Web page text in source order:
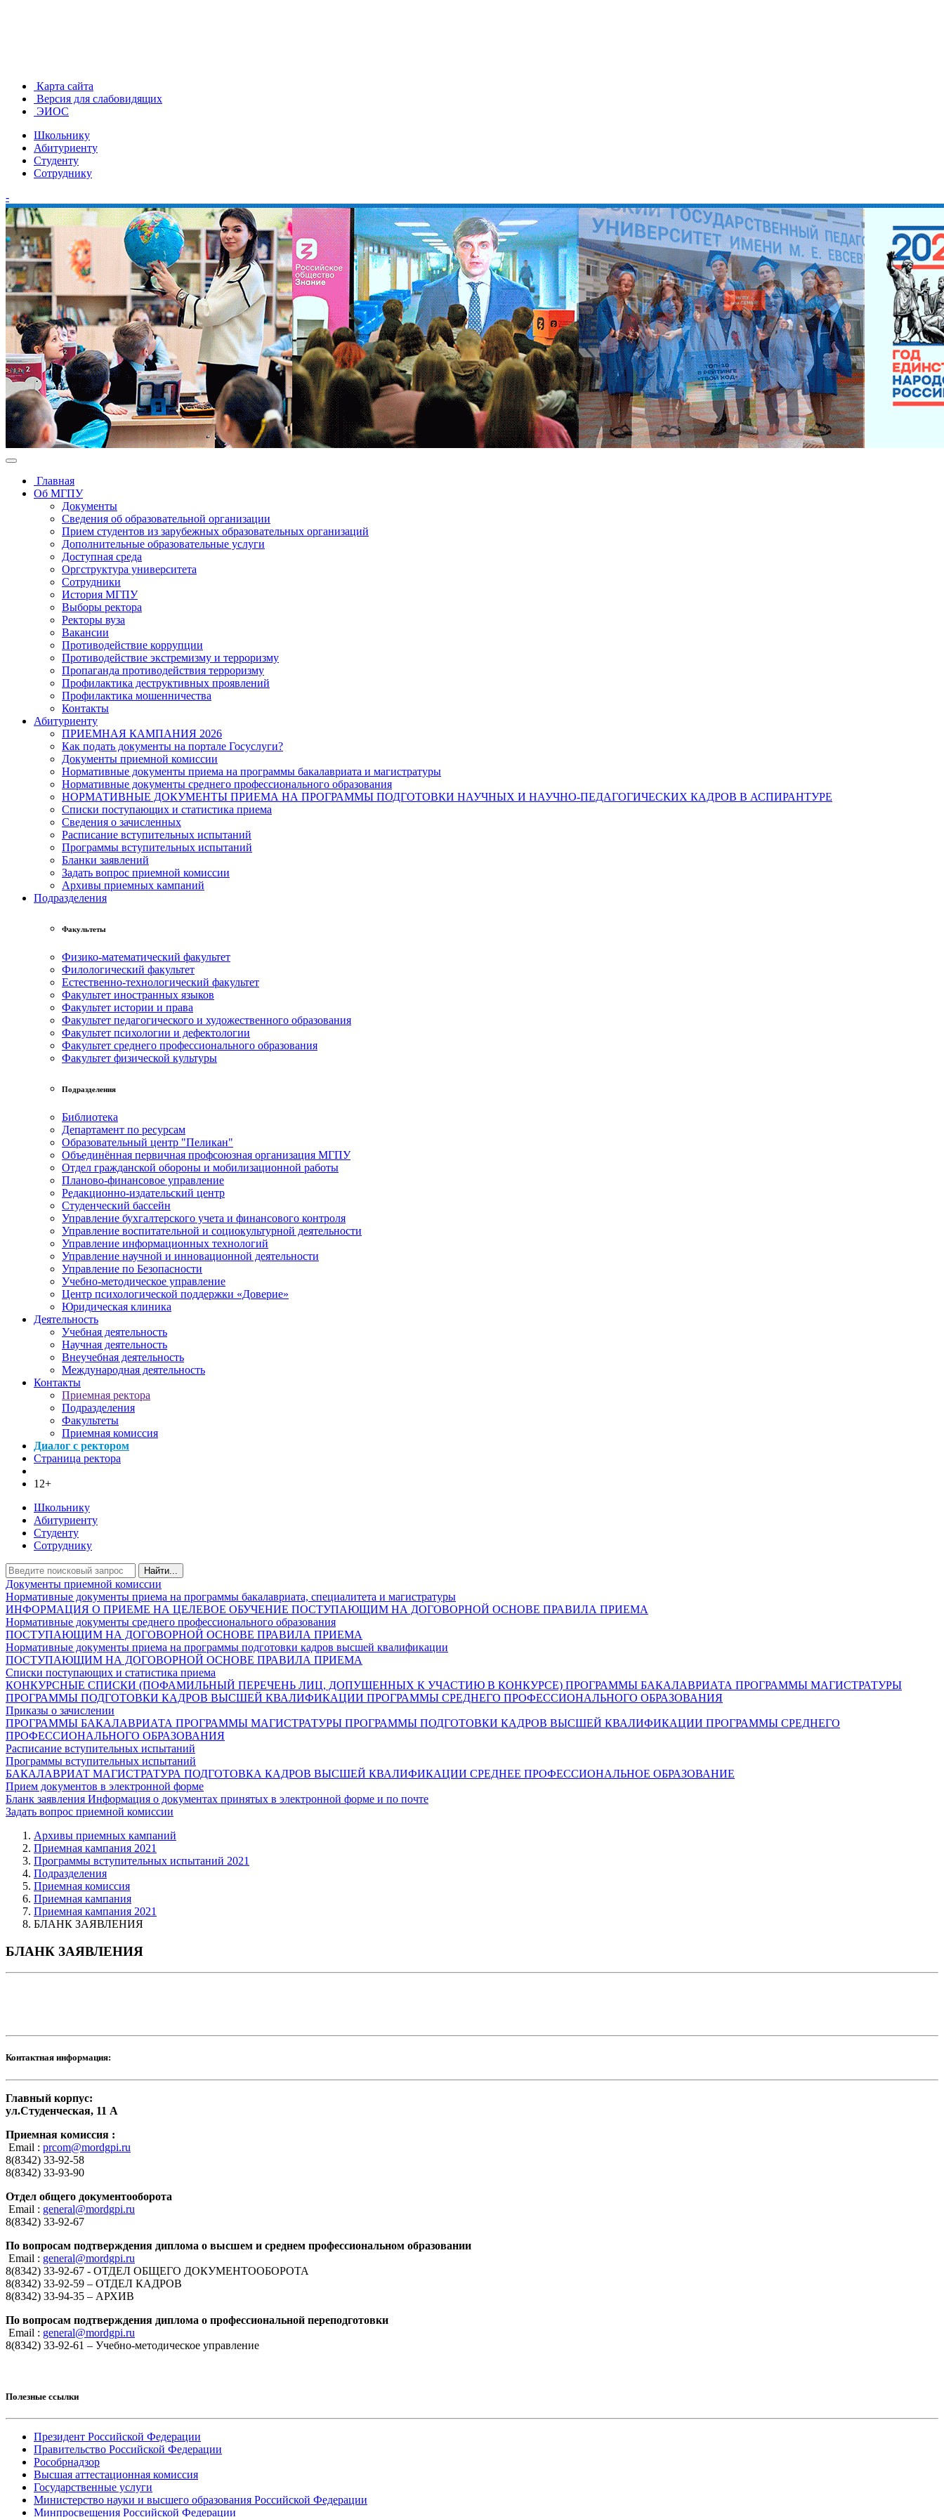
Карта сайта
Версия для слабовидящих
ЭИОС
Школьнику
Абитуриенту
Студенту
Сотруднику
-
Главная
Об МГПУ
Документы
Сведения об образовательной организации
Прием студентов из зарубежных образовательных организаций
Дополнительные образовательные услуги
Доступная среда
Оргструктура университета
Сотрудники
История МГПУ
Выборы ректора
Ректоры вуза
Вакансии
Противодействие коррупции
Противодействие экстремизму и терроризму
Пропаганда противодействия терроризму
Профилактика деструктивных проявлений
Профилактика мошенничества
Контакты
Абитуриенту
ПРИЕМНАЯ КАМПАНИЯ 2026
Как подать документы на портале Госуслуги?
Документы приемной комиссии
Нормативные документы приема на программы бакалавриата и магистратуры
Нормативные документы среднего профессионального образования
НОРМАТИВНЫЕ ДОКУМЕНТЫ ПРИЕМА НА ПРОГРАММЫ ПОДГОТОВКИ НАУЧНЫХ И НАУЧНО-ПЕДАГОГИЧЕСКИХ КАДРОВ В АСПИРАНТУРЕ
Списки поступающих и статистика приема
Сведения о зачисленных
Расписание вступительных испытаний
Программы вступительных испытаний
Бланки заявлений
Задать вопрос приемной комиссии
Архивы приемных кампаний
Подразделения
Факультеты
Физико-математический факультет
Филологический факультет
Естественно-технологический факультет
Факультет иностранных языков
Факультет истории и права
Факультет педагогического и художественного образования
Факультет психологии и дефектологии
Факультет среднего профессионального образования
Факультет физической культуры
Подразделения
Библиотека
Департамент по ресурсам
Образовательный центр "Пеликан"
Объединённая первичная профсоюзная организация МГПУ
Отдел гражданской обороны и мобилизационной работы
Планово-финансовое управление
Редакционно-издательский центр
Студенческий бассейн
Управление бухгалтерского учета и финансового контроля
Управление воспитательной и социокультурной деятельности
Управление информационных технологий
Управление научной и инновационной деятельности
Управление по Безопасности
Учебно-методическое управление
Центр психологической поддержки «Доверие»
Юридическая клиника
Деятельность
Учебная деятельность
Научная деятельность
Внеучебная деятельность
Международная деятельность
Контакты
Приемная ректора
Подразделения
Факультеты
Приемная комиссия
Диалог с ректором
Страница ректора
12+
Школьнику
Абитуриенту
Студенту
Сотруднику
Найти...
Документы приемной комиссии
Нормативные документы приема на программы бакалавриата, специалитета и магистратуры
ИНФОРМАЦИЯ О ПРИЕМЕ НА ЦЕЛЕВОЕ ОБУЧЕНИЕ ПОСТУПАЮЩИМ НА ДОГОВОРНОЙ ОСНОВЕ ПРАВИЛА ПРИЕМА
Нормативные документы среднего профессионального образования
ПОСТУПАЮЩИМ НА ДОГОВОРНОЙ ОСНОВЕ ПРАВИЛА ПРИЕМА
Нормативные документы приема на программы подготовки кадров высшей квалификации
ПОСТУПАЮЩИМ НА ДОГОВОРНОЙ ОСНОВЕ ПРАВИЛА ПРИЕМА
Списки поступающих и статистика приема
КОНКУРСНЫЕ СПИСКИ (ПОФАМИЛЬНЫЙ ПЕРЕЧЕНЬ ЛИЦ, ДОПУЩЕННЫХ К УЧАСТИЮ В КОНКУРСЕ) ПРОГРАММЫ БАКАЛАВРИАТА ПРОГРАММЫ МАГИСТРАТУРЫ
ПРОГРАММЫ ПОДГОТОВКИ КАДРОВ ВЫСШЕЙ КВАЛИФИКАЦИИ ПРОГРАММЫ СРЕДНЕГО ПРОФЕССИОНАЛЬНОГО ОБРАЗОВАНИЯ
Приказы о зачислении
ПРОГРАММЫ БАКАЛАВРИАТА ПРОГРАММЫ МАГИСТРАТУРЫ ПРОГРАММЫ ПОДГОТОВКИ КАДРОВ ВЫСШЕЙ КВАЛИФИКАЦИИ ПРОГРАММЫ СРЕДНЕГО
ПРОФЕССИОНАЛЬНОГО ОБРАЗОВАНИЯ
Расписание вступительных испытаний
Программы вступительных испытаний
БАКАЛАВРИАТ МАГИСТРАТУРА ПОДГОТОВКА КАДРОВ ВЫСШЕЙ КВАЛИФИКАЦИИ СРЕДНЕЕ ПРОФЕССИОНАЛЬНОЕ ОБРАЗОВАНИЕ
Прием документов в электронной форме
Бланк заявления Информация о документах принятых в электронной форме и по почте
Задать вопрос приемной комиссии
Архивы приемных кампаний
Приемная кампания 2021
Программы вступительных испытаний 2021
Подразделения
Приемная комиссия
Приемная кампания
Приемная кампания 2021
БЛАНК ЗАЯВЛЕНИЯ
БЛАНК ЗАЯВЛЕНИЯ
Контактная информация:
Главный корпус:
ул.Студенческая, 11 А
Приемная комиссия :
Email : prcom@mordgpi.ru
8(8342) 33-92-58
8(8342) 33-93-90
Отдел общего документооборота
Email : general@mordgpi.ru
8(8342) 33-92-67
По вопросам подтверждения диплома о высшем и среднем профессиональном образовании
Email : general@mordgpi.ru
8(8342) 33-92-67 - ОТДЕЛ ОБЩЕГО ДОКУМЕНТООБОРОТА
8(8342) 33-92-59 – ОТДЕЛ КАДРОВ
8(8342) 33-94-35 – АРХИВ
По вопросам подтверждения диплома о профессиональной переподготовки
Email : general@mordgpi.ru
8(8342) 33-92-61 – Учебно-методическое управление
Полезные ссылки
Президент Российской Федерации
Правительство Российской Федерации
Рособрнадзор
Высшая аттестационная комиссия
Государственные услуги
Министерство науки и высшего образования Российской Федерации
Минпросвещения Российской Федерации